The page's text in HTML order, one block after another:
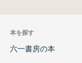
本を探す
六一書房の本